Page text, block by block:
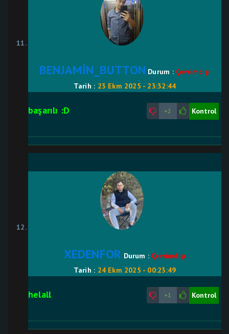
BENJAMİN_BUTTON Durum : Çevrimdışı
Tarih : 23 Ekm 2025 - 23:32:44
+2 Kontrol
başarılı :D
XEDENFOR Durum : Çevrimdışı
Tarih : 24 Ekm 2025 - 00:23:49
+1 Kontrol
helall